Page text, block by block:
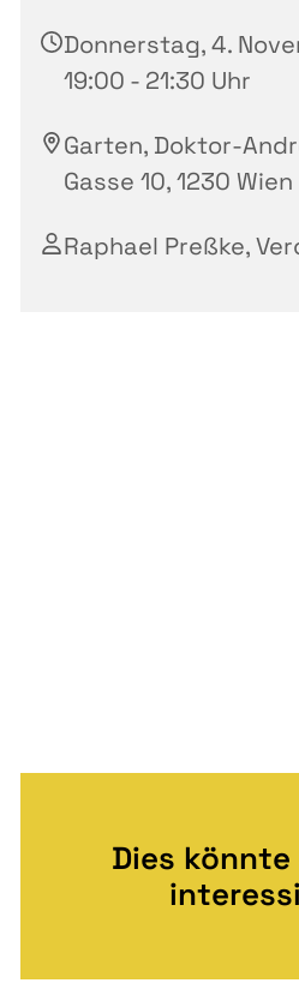
Donnerstag, 4.
19:00 - 21:30 Uhr
Garten, Doktor-
Gasse 10, 1230 Wien
Raphael Preßke,
Dies könnte